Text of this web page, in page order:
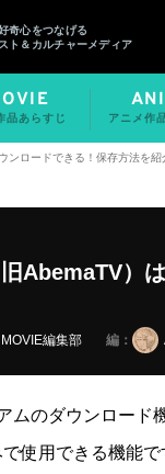
奇心をつなげる
ト＆カルチャーメディア
品あらすじ アニメ作
ンロードできる！保存方法を紹
AbemaTV）
編集部 編：
ムのダウンロード
使用できる機能